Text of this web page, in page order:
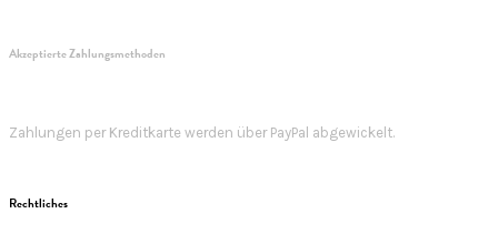
Akzeptierte Zahlungsmethoden
Zahlungen per Kreditkarte werden über PayPal abgewickelt.
Rechtliches